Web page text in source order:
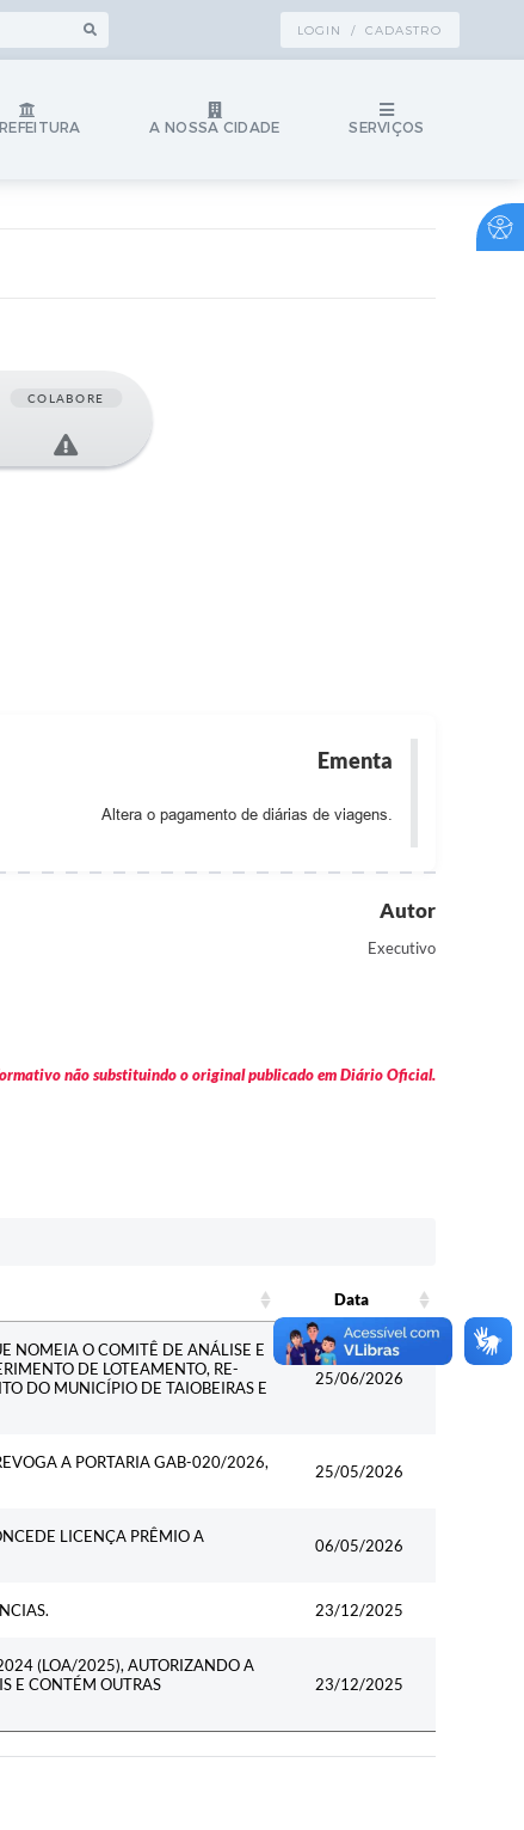
LOGIN / CADASTRO
A NOSSA CIDADE SERVIÇOS
COLABORE
Ementa
Altera o pagamento de diárias de viagens.
Autor
Executivo
não substituindo o original publicado em Diário Oficial.
Data
Data
NOMEIA O COMITÊ DE ANÁLISE E
DE LOTEAMENTO, RE-
DO MUNICÍPIO DE TAIOBEIRAS E
25/06/2026
A PORTARIA GAB-020/2026,
25/05/2026
LICENÇA PRÊMIO A
06/05/2026
23/12/2025
(LOA/2025), AUTORIZANDO A
E CONTÉM OUTRAS
23/12/2025